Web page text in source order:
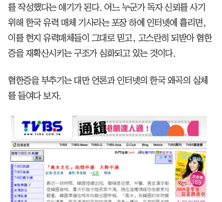
를 작성했다는 얘기가 된다. 어느 누군가 독자 신뢰를 사기
위해 한국 유력 매체 기사라는 포장 하에 인터넷에 흘리면,
이를 현지 유력매체들이 그대로 믿고, 고스란히 되받아 혐한
증을 재확산시키는 구조가 심화되고 있는 것이다.
혐한증을 부추기는 대만 언론과 인터넷의 한국 왜곡의 실체
를 들여다 보자.